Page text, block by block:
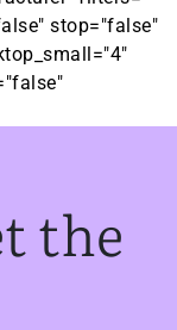
stop="false"
the